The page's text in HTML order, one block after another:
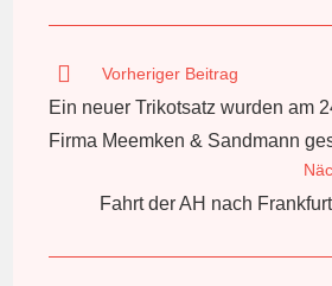
Weitere
ansehen
Vorheriger Beitrag
Ein neuer Trikotsatz wurden am
Firma Meemken & Sandmann
Fahrt der AH nach